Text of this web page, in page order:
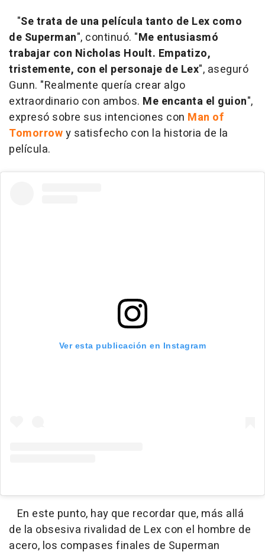
"Se trata de una película tanto de Lex como
de Superman", continuó. "Me entusiasmó
trabajar con Nicholas Hoult. Empatizo,
tristemente, con el personaje de Lex", aseguró
Gunn. "Realmente quería crear algo
extraordinario con ambos. Me encanta el guion",
expresó sobre sus intenciones con Man of
Tomorrowy satisfecho con la historia de la
película.
Ver esta publicación en Instagram
En este punto, hay que recordar que, más allá
de la obsesiva rivalidad de Lex con el hombre de
acero, los compases finales de Superman